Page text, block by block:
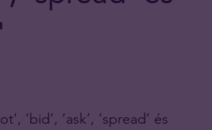
‘bid’, ‘ask’, ‘spread’ és